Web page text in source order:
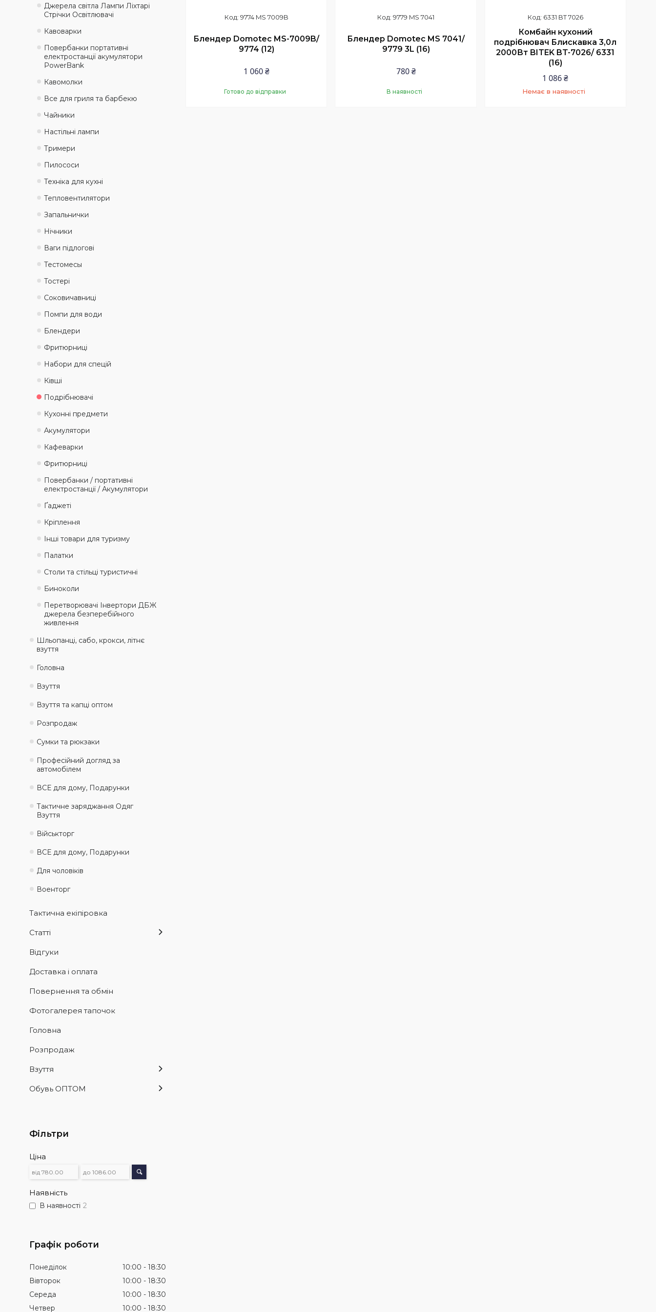
9774 MS 7009B
Блендер Domotec MS-7009B/
9774 (12)
1 060 ₴
Готово до відправки
9779 MS 7041
Блендер Domotec MS 7041/
9779 3L (16)
780 ₴
В наявності
6331 BT 7026
Комбайн кухоний
подрібнювач Блискавка 3,0л
2000Вт BITEK BT-7026/ 6331
(16)
1 086 ₴
Немає в наявності
Джерела світла Лампи Ліхтарі
Стрічки Освітлювачі
Кавоварки
Повербанки портативні
електростанції акумулятори
PowerBank
Кавомолки
Все для гриля та барбекю
Чайники
Настільні лампи
Тримери
Пилососи
Техніка для кухні
Тепловентилятори
Запальнички
Нічники
Ваги підлогові
Тестомеcы
Тостері
Соковичавниці
Помпи для води
Блендери
Фритюрниці
Набори для спецій
Ківші
Подрібнювачі
Кухонні предмети
Акумулятори
Кафеварки
Фритюрниці
Повербанки / портативні
електростанції / Акумулятори
Ґаджеті
Кріплення
Інші товари для туризму
Палатки
Столи та стільці туристичні
Биноколи
Перетворювачі Інвертори ДБЖ
джерела безперебійного
живлення
Шльопанці, сабо, крокси, літнє
взуття
Головна
Взуття
Взуття та капці оптом
Розпродаж
Сумки та рюкзаки
Професійний догляд за
автомобілем
ВСЕ для дому, Подарунки
Тактичне заряджання Одяг
Взуття
Військторг
ВСЕ для дому, Подарунки
Для чоловіків
Военторг
Тактична екіпіровка
Статті
Відгуки
Доставка і оплата
Повернення та обмін
Фотогалерея тапочок
Головна
Розпродаж
Взуття
Обувь ОПТОМ
Фільтри
Ціна
Наявність
В наявності 2
Графік роботи
Понеділок 10:00
18:30
Вівторок
10:00
18:30
Середа
10:00
18:30
Четвер
10:00 18:30